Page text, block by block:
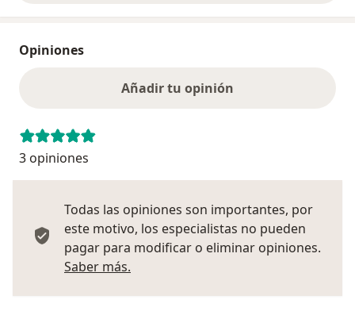
Opiniones
Añadir tu opinión
3 opiniones
Todas las opiniones son importantes, por
este motivo, los especialistas no pueden
pagar para modificar o eliminar opiniones.
Saber más.